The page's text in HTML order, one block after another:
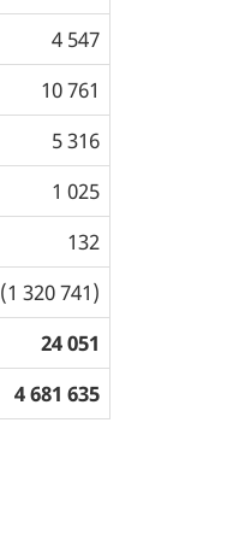
4 547
10 761
5 316
1 025
132
(1 320 741)
24 051
4 681 635